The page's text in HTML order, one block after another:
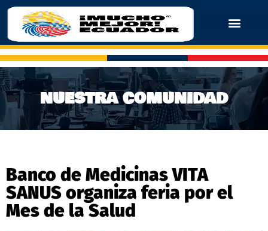
NUESTRA COMUNIDAD
Banco de Medicinas VITA
SANUS organiza feria por el
Mes de la Salud